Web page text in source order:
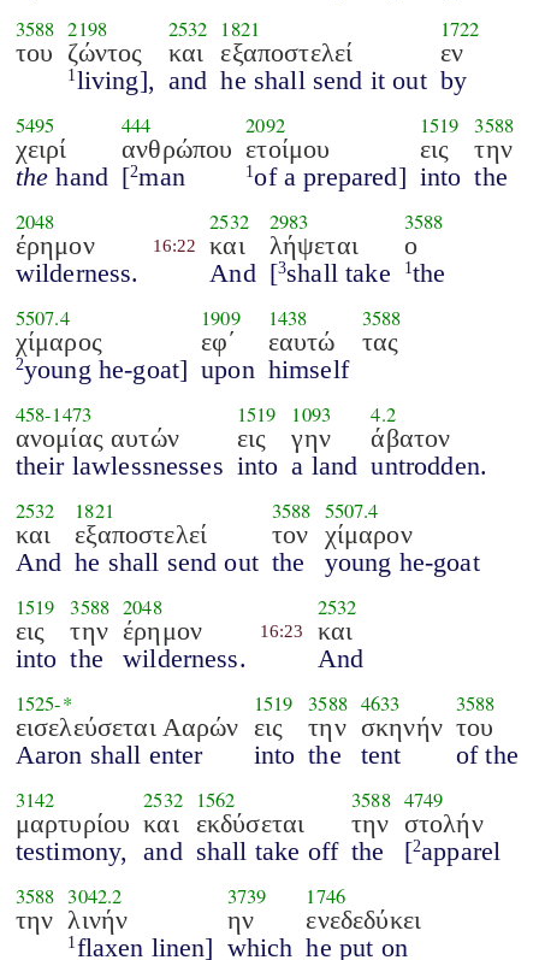
3588
του
2198
ζώντος
1 living],
2532
και
and
1821
εξαποστελεί
he shall send it out
1722
εν
by
5495
χειρί
the hand
444
ανθρώπου
[2man
2092
ετοίμου
1 of a prepared]
1519
εις
into
3588
την
the
2048
έρημον
wilderness.
16:22
2532
και
And
2983
λήψεται
[3shall take
3588
ο
1 the
5507.4
χίμαρος
2young he-goat]
1909
εφ΄
upon
1438
εαυτώ
himself
3588
τας
458-1473
ανομίας αυτών
their lawlessnesses
1519
εις
into
1093
γην
a land
4.2
άβατον
untrodden.
2532
και
And
1821
εξαποστελεί
he shall send out
3588
τον
the
5507.4
χίμαρον
young he-goat
1519
εις
into
3588
την
the
2048
έρημον
wilderness.
16:23
2532
και
And
1525-*
εισελεύσεται Ααρών
Aaron shall enter
1519
εις
into
3588
την
the
4633
σκηνήν
tent
3588
του
of the
3142
μαρτυρίου
testimony,
2532
και
and
1562
εκδύσεται
shall take off
3588
την
the
4749
στολήν
[2apparel
3588
την
3042.2
λινήν
1 flaxen linen]
3739
ην
which
1746
ενεδεδύκει
he put on